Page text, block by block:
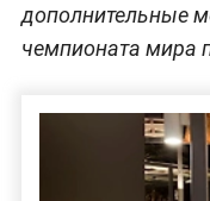
дополнительные
чемпионата мира